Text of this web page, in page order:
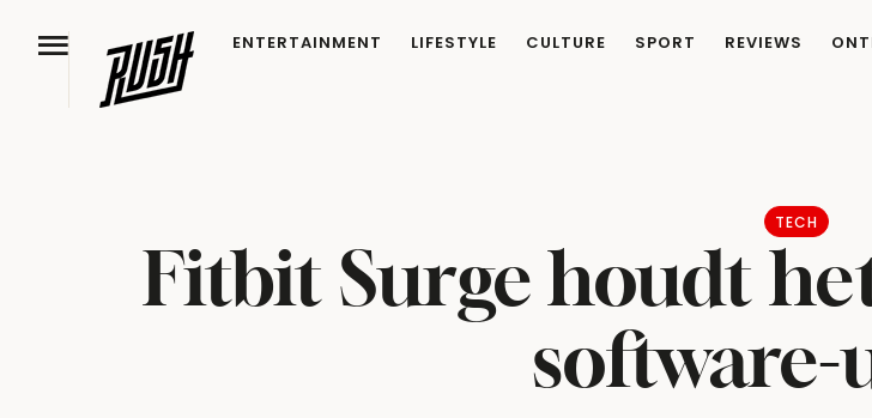
ENTERTAINMENT LIFESTYLE CULTURE SPORT REVIEWS
TECH
Fitbit Surge houdt
software-